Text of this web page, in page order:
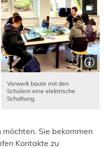
Vorwerk baute mit den
Schülern eine elektrische
Schaltung.
Sie bekommen
Kontakte zu